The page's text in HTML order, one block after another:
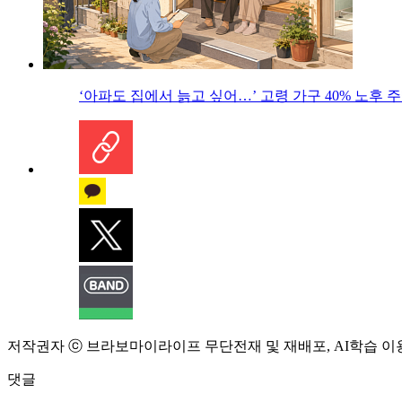
‘아파도 집에서 늙고 싶어…’ 고령 가구 40% 노후
저작권자 ⓒ 브라보마이라이프 무단전재 및 재배포, AI학습 이
댓글